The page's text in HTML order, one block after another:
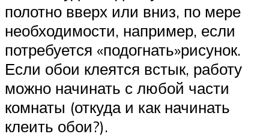
полотно вверх или вниз, по мере
необходимости, например, если
потребуется «подогнать»рисунок.
Если обои клеятся встык, работу
можно начинать с любой части
комнаты (откуда и как начинать
клеить обои?).